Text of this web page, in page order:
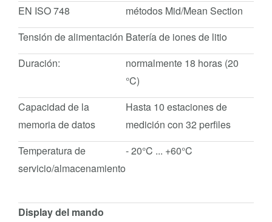
EN ISO 748
métodos Mid/Mean Section
Tensión de alimentación Batería de iones de litio
Duración:
normalmente 18 horas (20
°C)
Capacidad de la
memoria de datos
Hasta 10 estaciones de
medición con 32 perfiles
Temperatura de
servicio/almacenamiento
- 20°C ... +60°C
Display del mando